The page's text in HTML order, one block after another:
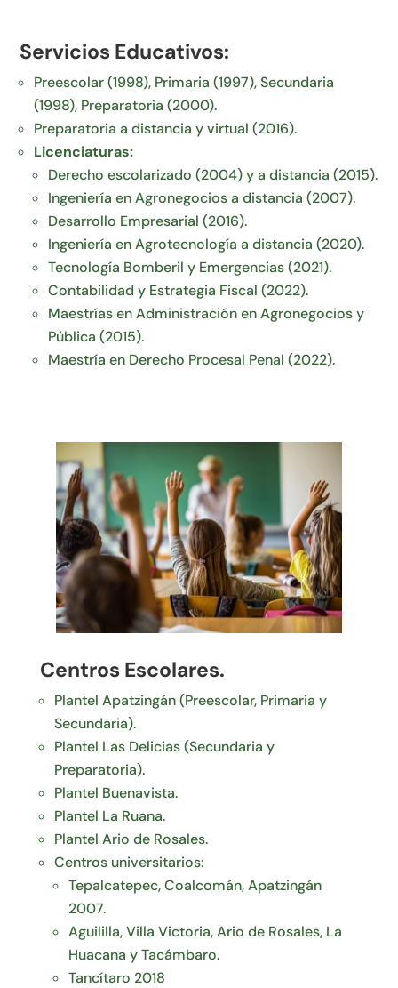
Servicios Educativos:
Preescolar (1998), Primaria (1997), Secundaria
(1998), Preparatoria (2000).
Preparatoria a distancia y virtual (2016).
Licenciaturas:
Derecho escolarizado (2004) y a distancia (2015).
Ingeniería en Agronegocios a distancia (2007).
Desarrollo Empresarial (2016).
Ingeniería en Agrotecnología a distancia (2020).
Tecnología Bomberil y Emergencias (2021).
Contabilidad y Estrategia Fiscal (2022).
Maestrías en Administración en Agronegocios y
Pública (2015).
Maestría en Derecho Procesal Penal (2022).
Centros Escolares.
Plantel Apatzingán (Preescolar, Primaria y
Secundaria).
Plantel Las Delicias (Secundaria y
Preparatoria).
Plantel Buenavista.
Plantel La Ruana.
Plantel Ario de Rosales.
Centros universitarios:
Tepalcatepec, Coalcomán, Apatzingán
2007.
Aguililla, Villa Victoria, Ario de Rosales, La
Huacana y Tacámbaro.
Tancítaro 2018